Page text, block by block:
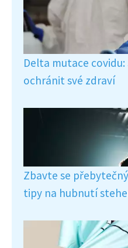
Delta mutace
ochránit své zdraví
Zbavte se
tipy na hubnutí